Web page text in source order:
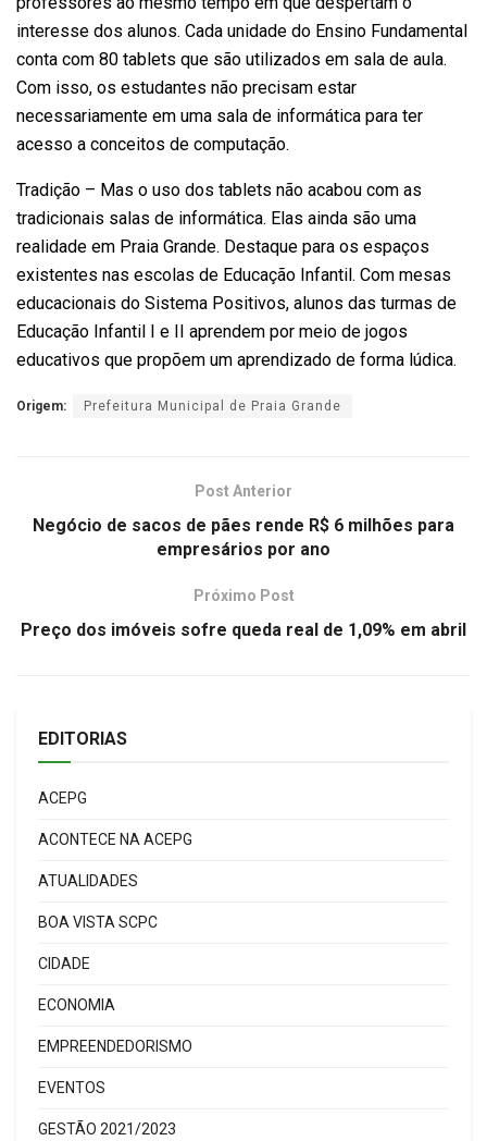
interesse dos alunos. Cada unidade do Ensino Fundamental
conta com 80 tablets que são utilizados em sala de aula.
Com isso, os estudantes não precisam estar
necessariamente em uma sala de informática para ter
acesso a conceitos de computação.
Tradição – Mas o uso dos tablets não acabou com as
tradicionais salas de informática. Elas ainda são uma
realidade em Praia Grande. Destaque para os espaços
existentes nas escolas de Educação Infantil. Com mesas
educacionais do Sistema Positivos, alunos das turmas de
Educação Infantil I e II aprendem por meio de jogos
educativos que propõem um aprendizado de forma lúdica.
Origem: Prefeitura Municipal de Praia Grande
Post Anterior
Negócio de sacos de pães rende R$ 6 milhões para
empresários por ano
Próximo Post
Preço dos imóveis sofre queda real de 1,09% em abril
EDITORIAS
ACEPG
ACONTECE NA ACEPG
ATUALIDADES
BOA VISTA SCPC
CIDADE
ECONOMIA
EMPREENDEDORISMO
EVENTOS
GESTÃO 2021/2023